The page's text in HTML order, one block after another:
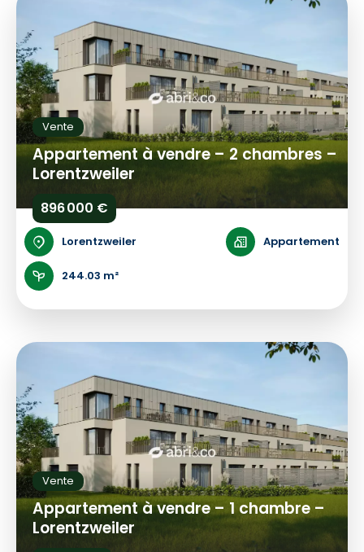
Vente
Appartement à vendre – 2 chambres –
Lorentzweiler
896 000 €
Lorentzweiler Appartement
244.03 m²
Vente
Appartement à vendre – 1 chambre –
Lorentzweiler